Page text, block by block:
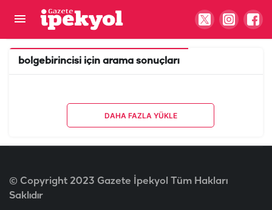
bolgebirincisi için arama sonuçları
DAHA FAZLA YÜKLE
© Copyright 2023 Gazete İpekyol Tüm Hakları
Saklıdır